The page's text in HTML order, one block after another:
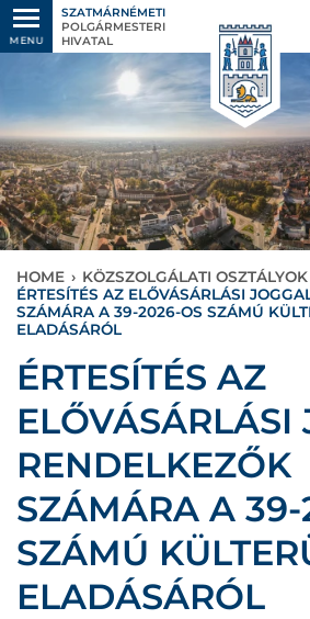
MENU
SZATMÁRNÉMETI
POLGÁRMESTERI
HIVATAL
HOME › KÖZSZOLGÁLATI OSZTÁLYOK
ÉRTESÍTÉS AZ ELŐVÁSÁRLÁSI
SZÁMÁRA A 39-2026-OS SZÁMÚ
ELADÁSÁRÓL
ÉRTESÍTÉS AZ
ELŐVÁSÁRLÁSI
RENDELKEZŐK
SZÁMÁRA A
SZÁMÚ
ELADÁSÁRÓL